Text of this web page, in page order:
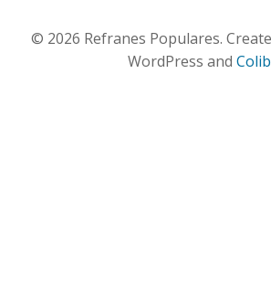
© 2026 Refranes Populares.
WordPress and